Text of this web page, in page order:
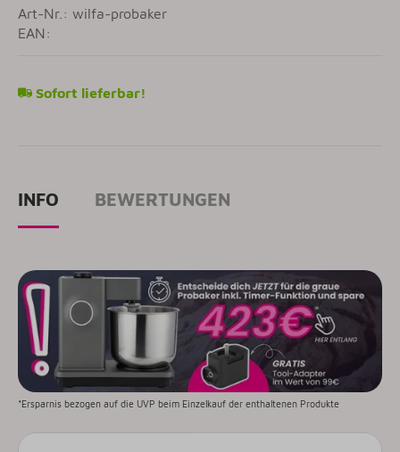
Art-Nr.: wilfa-probaker
EAN:
Sofort lieferbar!
INFO BEWERTUNGEN
*Ersparnis bezogen auf die UVP beim Einzelkauf der enthaltenen Produkte